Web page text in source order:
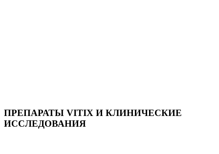
ПРЕПАРАТЫ VITIX И КЛИНИЧЕСКИЕ
ИССЛЕДОВАНИЯ